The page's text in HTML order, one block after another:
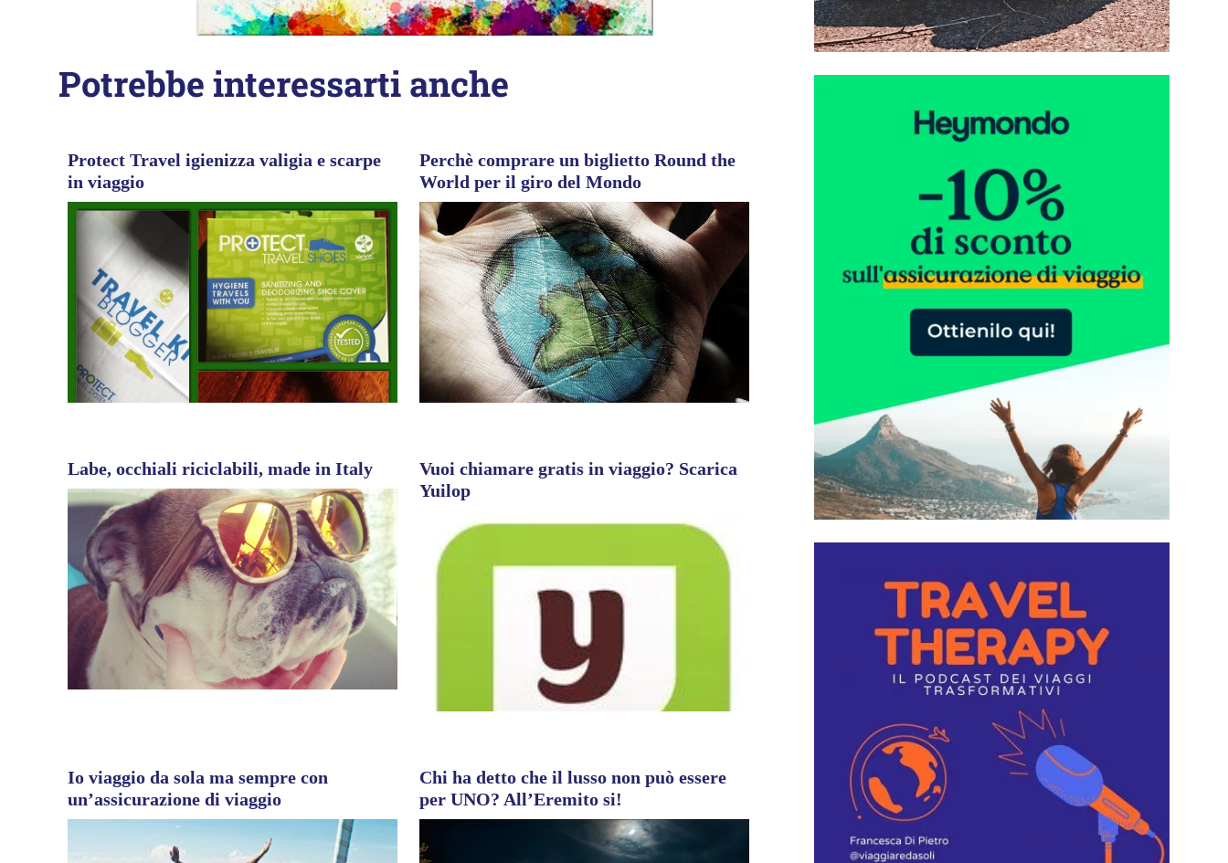
Potrebbe interessarti anche
Protect Travel igienizza valigia e scarpe
in viaggio
Perchè comprare un biglietto Round the
World per il giro del Mondo
Labe, occhiali riciclabili, made in Italy
Vuoi chiamare gratis in viaggio? Scarica
Yuilop
Io viaggio da sola ma sempre con
un’assicurazione di viaggio
Chi ha detto che il lusso non può essere
per UNO? All’Eremito si!